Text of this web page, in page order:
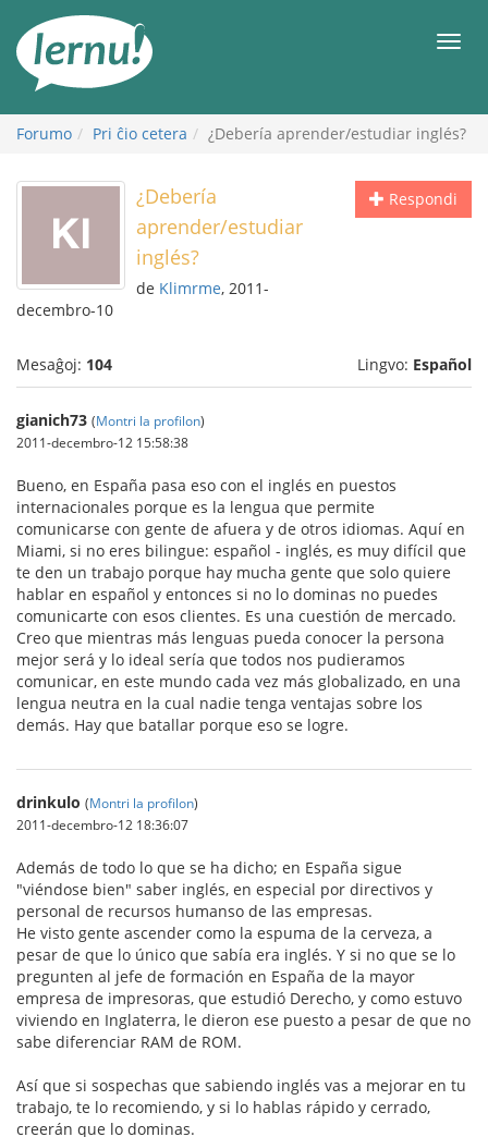
enhavo
Forumo Pri ĉio cetera ¿Debería aprender/estudiar inglés?
Respondi
¿Debería
aprender/estudiar
inglés?
de Klimrme, 2011-
decembro-10
Mesaĝoj: 104 Lingvo: Español
gianich73 (Montri la profilon)
2011-decembro-12 15:58:38
Bueno, en España pasa eso con el inglés en puestos
internacionales porque es la lengua que permite
comunicarse con gente de afuera y de otros idiomas. Aquí en
Miami, si no eres bilingue: español - inglés, es muy difícil que
te den un trabajo porque hay mucha gente que solo quiere
hablar en español y entonces si no lo dominas no puedes
comunicarte con esos clientes. Es una cuestión de mercado.
Creo que mientras más lenguas pueda conocer la persona
mejor será y lo ideal sería que todos nos pudieramos
comunicar, en este mundo cada vez más globalizado, en una
lengua neutra en la cual nadie tenga ventajas sobre los
demás. Hay que batallar porque eso se logre.
drinkulo (Montri la profilon)
2011-decembro-12 18:36:07
Además de todo lo que se ha dicho; en España sigue
"viéndose bien" saber inglés, en especial por directivos y
personal de recursos humanso de las empresas.
He visto gente ascender como la espuma de la cerveza, a
pesar de que lo único que sabía era inglés. Y si no que se lo
pregunten al jefe de formación en España de la mayor
empresa de impresoras, que estudió Derecho, y como estuvo
viviendo en Inglaterra, le dieron ese puesto a pesar de que no
sabe diferenciar RAM de ROM.
Así que si sospechas que sabiendo inglés vas a mejorar en tu
trabajo, te lo recomiendo, y si lo hablas rápido y cerrado,
creerán que lo dominas.